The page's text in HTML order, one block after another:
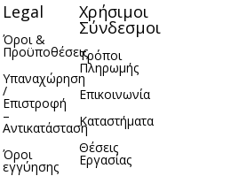
Legal
Όροι &
Προϋποθέσεις
Υπαναχώρηση
/
Επιστροφή
–
Αντικατάσταση
Όροι
εγγύησης
Χρήσιμοι
Σύνδεσμοι
Τρόποι
Πληρωμής
Επικοινωνία
Καταστήματα
Θέσεις
Εργασίας